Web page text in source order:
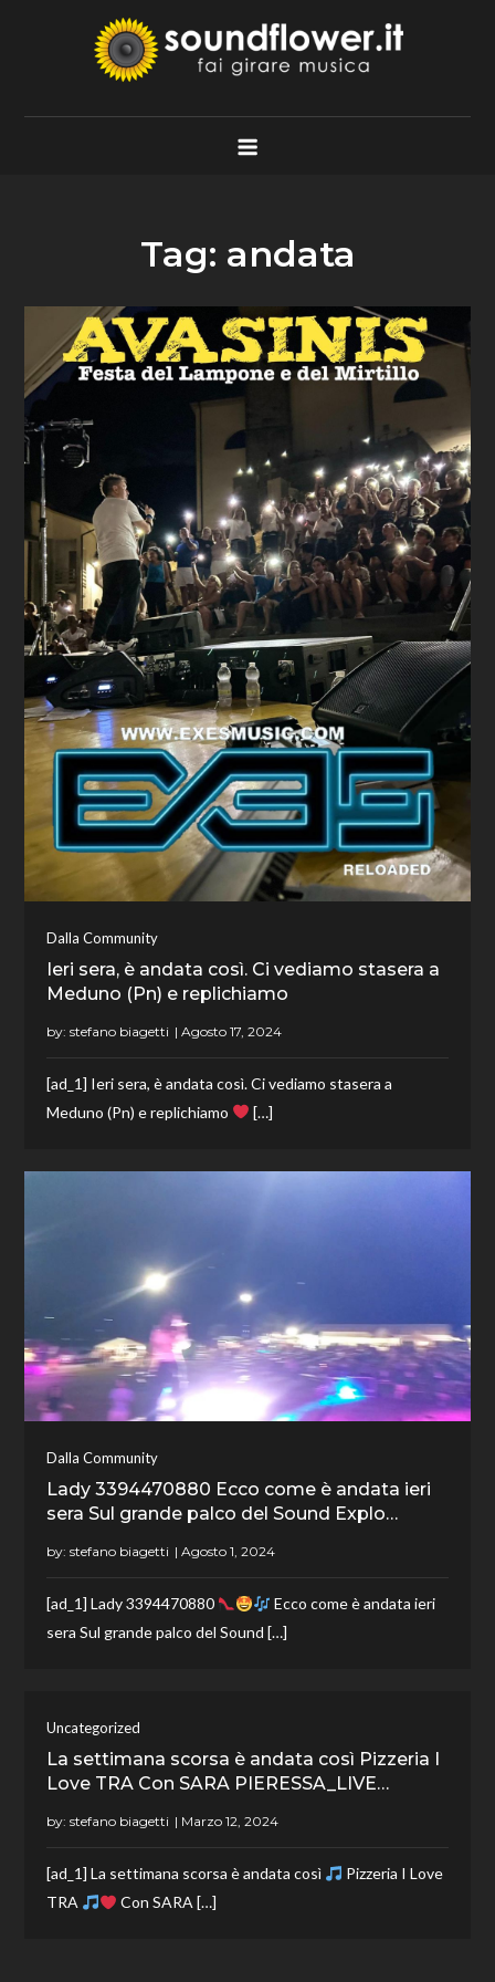
Soundflower.it
Fai Girare Musica
Tag: andata
Dalla Community
Ieri sera, è andata così. Ci vediamo stasera a
Meduno (Pn) e replichiamo
by:stefano biagetti
[ad_1] Ieri sera, è andata così. Ci vediamo stasera a
Meduno (Pn) e replichiamo
[…]
Dalla Community
Lady 3394470880 Ecco come è andata ieri
sera Sul grande palco del Sound Explo…
by:stefano biagetti
[ad_1] Lady 3394470880
Ecco come è andata ieri
sera Sul grande palco del Sound […]
Uncategorized
La settimana scorsa è andata così Pizzeria I
Love TRA Con SARA PIERESSA_LIVE…
by:stefano biagetti
[ad_1] La settimana scorsa è andata così
Pizzeria I Love
TRA
Con SARA […]